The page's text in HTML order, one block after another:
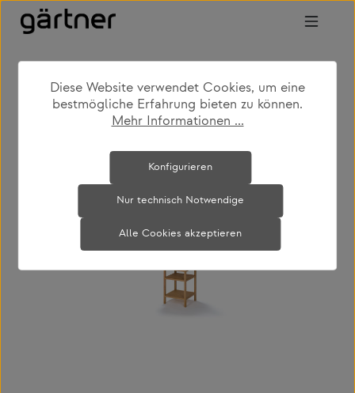
Zum Hauptinhalt springen
shop produkte wohnen regale & schränke
Bildergalerie überspringen
Diese Website verwendet Cookies, um eine
bestmögliche Erfahrung bieten zu können.
Mehr Informationen ...
Nur technisch Notwendige
Konfigurieren
Alle Cookies akzeptieren